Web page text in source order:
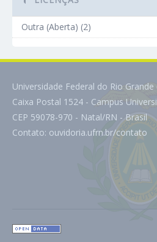
Outra (Aberta) (2)
Universidade Federal do Rio
Caixa Postal 1524 - Campus
CEP 59078-970 - Natal/RN - Brasil
Contato: ouvidoria.ufrn.br/contato